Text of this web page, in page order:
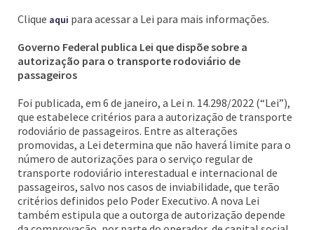
Clique aqui para acessar a Lei para mais informações.
Governo Federal publica Lei que dispõe sobre a
autorização para o transporte rodoviário de
passageiros
Foi publicada, em 6 de janeiro, a Lei n. 14.298/2022 (“Lei”),
que estabelece critérios para a autorização de transporte
rodoviário de passageiros. Entre as alterações
promovidas, a Lei determina que não haverá limite para o
número de autorizações para o serviço regular de
transporte rodoviário interestadual e internacional de
passageiros, salvo nos casos de inviabilidade, que terão
critérios definidos pelo Poder Executivo. A nova Lei
também estipula que a outorga de autorização depende